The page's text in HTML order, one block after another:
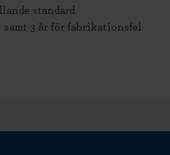
standard
samt 3 år för fabrikationsfel